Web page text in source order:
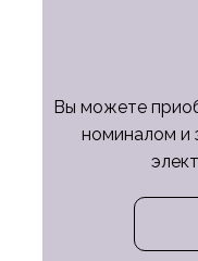
Вы можете
номиналом и